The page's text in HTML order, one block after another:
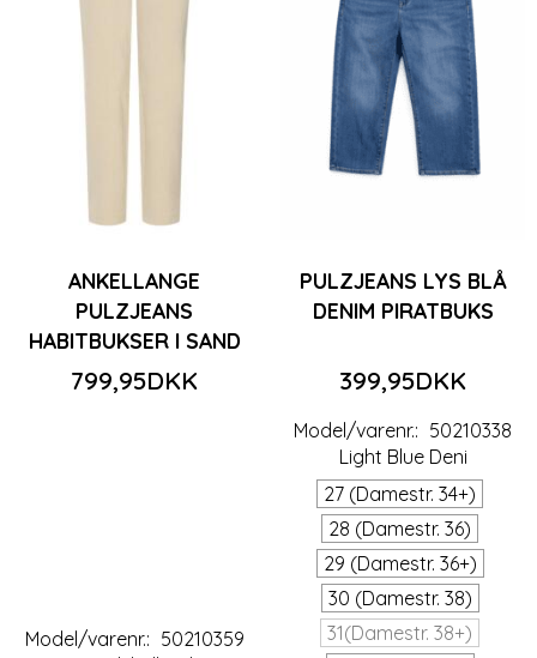
ANKELLANGE
PULZJEANS
HABITBUKSER I SAND
799,95DKK
Model/varenr.: 50210359
PULZJEANS LYS BLÅ
DENIM PIRATBUKS
399,95DKK
Model/varenr.: 50210338
Light Blue Deni
27 (Damestr. 34+)
28 (Damestr. 36)
29 (Damestr. 36+)
30 (Damestr. 38)
31(Damestr. 38+)